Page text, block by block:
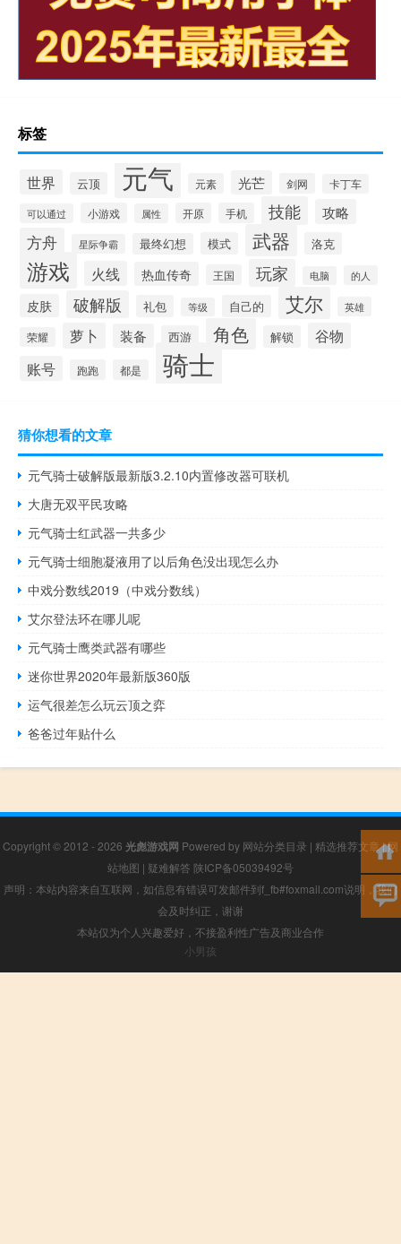
标签
世界 云顶 元气 元素 光芒 剑网 卡丁车
可以通过 小游戏 属性 开原 手机 技能 攻略
方舟 星际争霸 最终幻想 模式 武器 洛克
游戏 火线 热血传奇 王国 玩家 电脑 的人
皮肤 破解版 礼包 等级 自己的 艾尔 英雄
荣耀 萝卜 装备 西游 角色 解锁 谷物
账号 跑跑 都是 骑士
猜你想看的文章
元气骑士破解版最新版3.2.10内置修改器可联机
大唐无双平民攻略
元气骑士红武器一共多少
元气骑士细胞凝液用了以后角色没出现怎么办
中戏分数线2019（中戏分数线）
艾尔登法环在哪儿呢
元气骑士鹰类武器有哪些
迷你世界2020年最新版360版
运气很差怎么玩云顶之弈
爸爸过年贴什么
Copyright © 2012 - 2026 光彪游戏网 Powered by 网站分类目录 | 精选推荐文章|网
站地图 | 疑难解答 陕ICP备05039492号
声明：本站内容来自互联网，如信息有错误可发邮件到f_fb#foxmail.com说明，我们
会及时纠正，谢谢
本站仅为个人兴趣爱好，不接盈利性广告及商业合作
小男孩